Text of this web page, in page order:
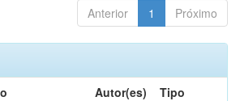
Anterior 1 Próximo
Autor(es) Tipo